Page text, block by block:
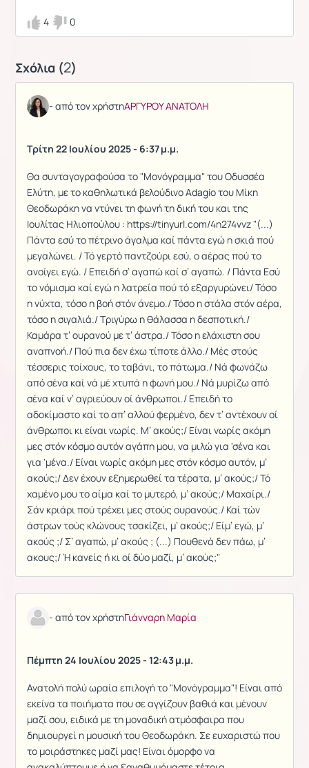
4 0
Σχόλια (2)
- από τον χρήστηΑΡΓΥΡΟΥ ΑΝΑΤΟΛΗ
Τρίτη 22 Ιουλίου 2025 - 6:37 μ.μ.
Θα συνταγογραφούσα το "Μονόγραμμα" του Οδυσσέα
Ελύτη, με το καθηλωτικά βελούδινο Adagio του Μίκη
Θεοδωράκη να ντύνει τη φωνή τη δική του και της
Ιουλίτας Ηλιοπούλου : https://tinyurl.com/4n274vvz "(...)
Πάντα εσύ το πέτρινο άγαλμα καί πάντα εγώ η σκιά πού
μεγαλώνει. / Τό γερτό παντζούρι εσύ, ο αέρας πού το
ανοίγει εγώ. / Επειδή σ’ αγαπώ καί σ’ αγαπώ. / Πάντα Εσύ
το νόμισμα καί εγώ η λατρεία πού τό εξαργυρώνει/ Τόσο
η νύχτα, τόσο η βοή στόν άνεμο./ Τόσο η στάλα στόν αέρα,
τόσο η σιγαλιά./ Τριγύρω η θάλασσα η δεσποτική./
Καμάρα τ’ ουρανού με τ’ άστρα./ Τόσο η ελάχιστη σου
αναπνοή./ Πού πια δεν έχω τίποτε άλλο./ Μές στούς
τέσσερις τοίχους, το ταβάνι, το πάτωμα./ Νά φωνάζω
από σένα καί νά μέ χτυπά η φωνή μου./ Νά μυρίζω από
σένα καί ν’ αγριεύουν οί άνθρωποι./ Επειδή το
αδοκίμαστο καί το απ’ αλλού φερμένο, δεν τ’ αντέχουν οί
άνθρωποι κι είναι νωρίς. Μ’ ακούς;/ Είναι νωρίς ακόμη
μες στόν κόσμο αυτόν αγάπη μου, να μιλώ για 'σένα και
για 'μένα./ Είναι νωρίς ακόμη μες στόν κόσμο αυτόν, μ’
ακούς;/ Δεν έχουν εξημερωθεί τα τέρατα, μ’ ακούς;/ Τό
χαμένο μου το αίμα καί το μυτερό, μ’ ακούς;/ Μαχαίρι./
Σάν κριάρι πού τρέχει μες στούς ουρανούς./ Καί τών
άστρων τούς κλώνους τσακίζει, μ’ ακούς;/ Είμ’ εγώ, μ’
ακούς ;/ Σ’ αγαπώ, μ’ ακούς ; (...) Πουθενά δεν πάω, μ’
ακους;/ Ή κανείς ή κι οί δύο μαζί, μ’ ακούς;"
- από τον χρήστηΓιάνναρη Μαρία
Πέμπτη 24 Ιουλίου 2025 - 12:43 μ.μ.
Ανατολή πολύ ωραία επιλογή το "Μονόγραμμα"! Είναι από
εκείνα τα ποιήματα που σε αγγίζουν βαθιά και μένουν
μαζί σου, ειδικά με τη μοναδική ατμόσφαιρα που
δημιουργεί η μουσική του Θεοδωράκη. Σε ευχαριστώ που
το μοιράστηκες μαζί μας! Είναι όμορφο να